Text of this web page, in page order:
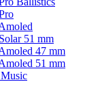
51 mm
47 mm
51 mm